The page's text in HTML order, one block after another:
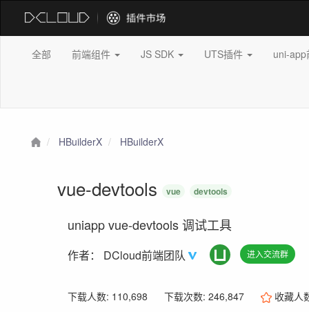
全部 前端组件 JS SDK UTS插件 uni-
HBuilderX HBuilderX
vue-devtools vue devtools
uniapp vue-devtools 调试工具
作者： DCloud前端团队 进入交流群
下载人数: 110,698 下载次数: 246,847
收藏人